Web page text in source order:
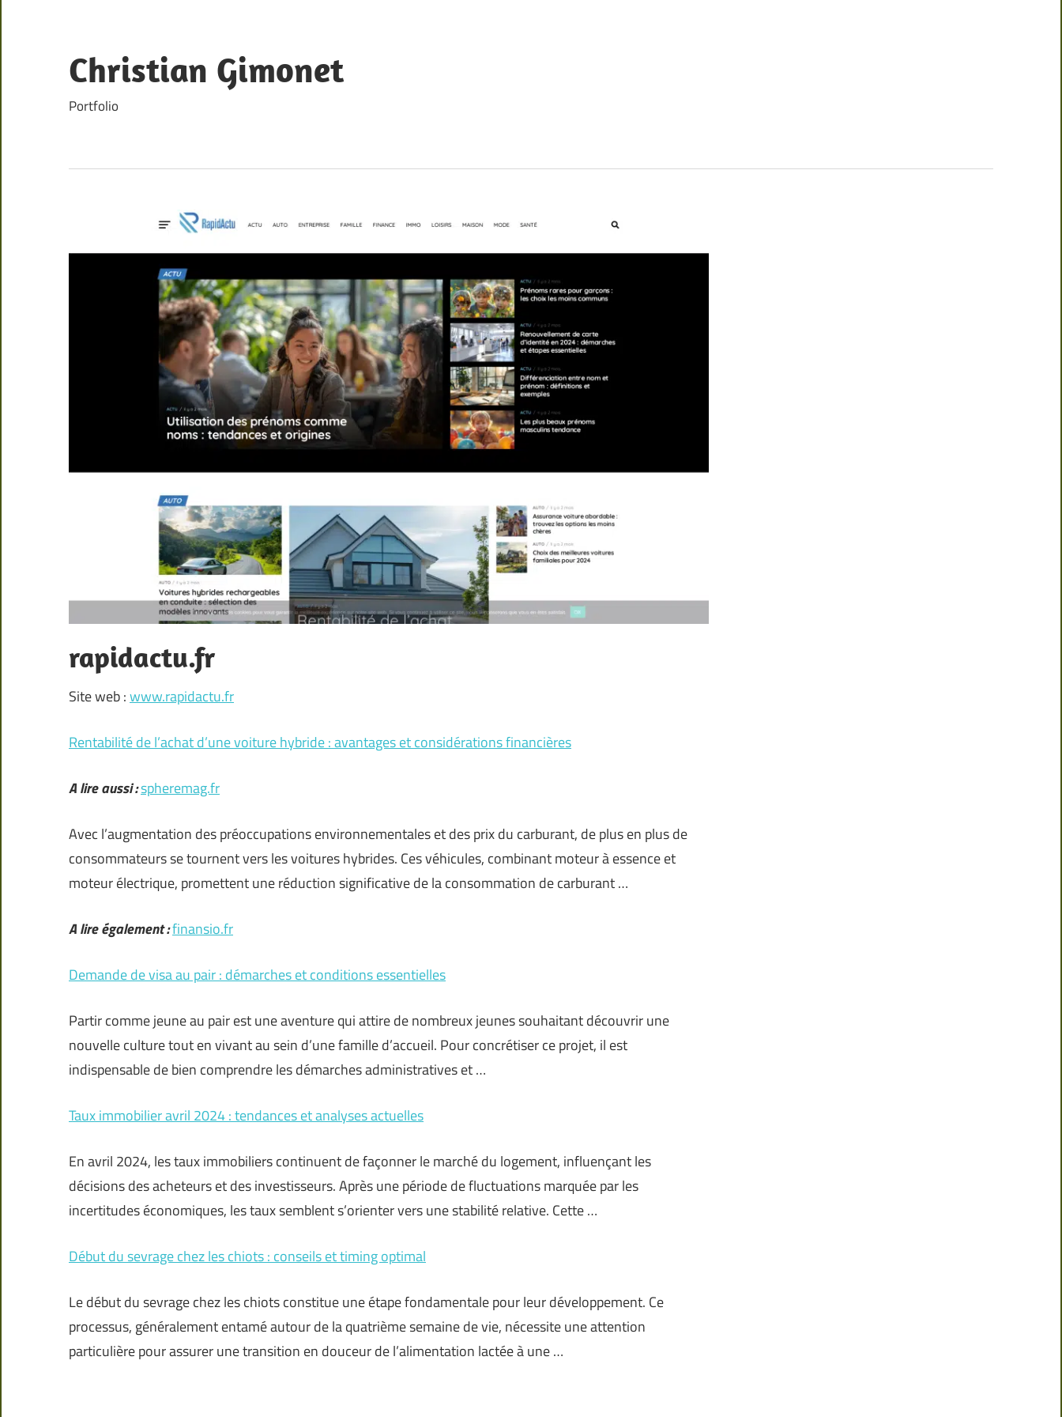
content
Christian Gimonet
Portfolio
rapidactu.fr
Site web :www.rapidactu.fr
Rentabilité de l’achat d’une voiture hybride : avantages et considérations financières
A lire aussi :spheremag.fr
Avec l’augmentation des préoccupations environnementales et des prix du carburant, de plus en plus de
consommateurs se tournent vers les voitures hybrides. Ces véhicules, combinant moteur à essence et
moteur électrique, promettent une réduction significative de la consommation de carburant …
A lire également :finansio.fr
Demande de visa au pair : démarches et conditions essentielles
Partir comme jeune au pair est une aventure qui attire de nombreux jeunes souhaitant découvrir une
nouvelle culture tout en vivant au sein d’une famille d’accueil. Pour concrétiser ce projet, il est
indispensable de bien comprendre les démarches administratives et …
Taux immobilier avril 2024 : tendances et analyses actuelles
En avril 2024, les taux immobiliers continuent de façonner le marché du logement, influençant les
décisions des acheteurs et des investisseurs. Après une période de fluctuations marquée par les
incertitudes économiques, les taux semblent s’orienter vers une stabilité relative. Cette …
Début du sevrage chez les chiots : conseils et timing optimal
Le début du sevrage chez les chiots constitue une étape fondamentale pour leur développement. Ce
processus, généralement entamé autour de la quatrième semaine de vie, nécessite une attention
particulière pour assurer une transition en douceur de l’alimentation lactée à une …